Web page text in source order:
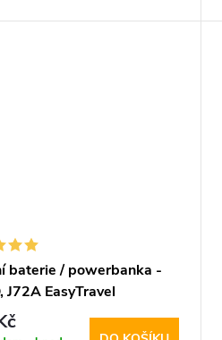
baterie / powerbanka -
J72A EasyTravel
Black